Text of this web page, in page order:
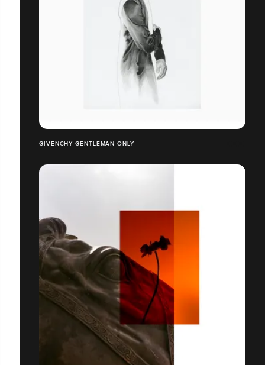
GIVENCHY GENTLEMAN ONLY